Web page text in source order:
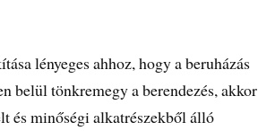
lényeges ahhoz, hogy a beruházás
belül tönkremegy a berendezés, akkor
és minőségi alkatrészekből álló